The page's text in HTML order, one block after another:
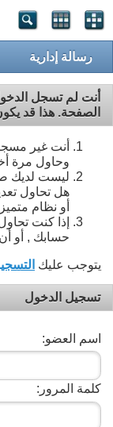
رسالة إدارية
أنت لم تسجل
الصفحة. هذا قد
أنت غير
وحاول مرة
ليست لديك
هل تحاول
أو نظام
إذا كنت
حسابك , أو
يتوجب عليك
تسجيل الدخول
اسم العضو:
كلمة المرور: